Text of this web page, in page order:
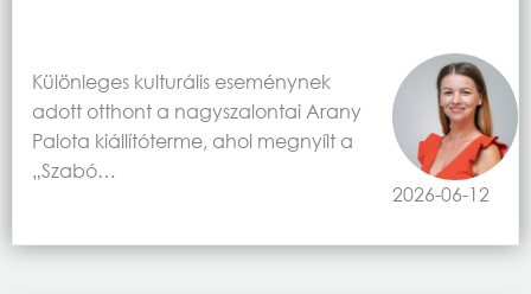
2026-06-12
Különleges kulturális eseménynek
adott otthont a nagyszalontai Arany
Palota kiállítóterme, ahol megnyílt a
„Szabó…